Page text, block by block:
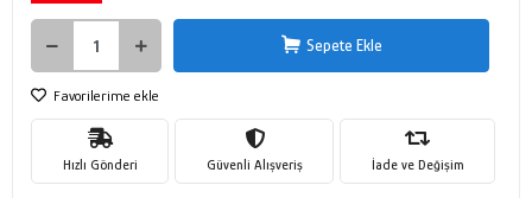
Sepete Ekle
Favorilerime ekle
Hızlı Gönderi Güvenli Alışveriş İade ve Değişim